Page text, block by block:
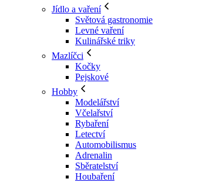
Jídlo a vaření
Světová gastronomie
Levné vaření
Kulinářské triky
Mazlíčci
Kočky
Pejskové
Hobby
Modelářství
Včelařství
Rybaření
Letectví
Automobilismus
Adrenalin
Sběratelství
Houbaření